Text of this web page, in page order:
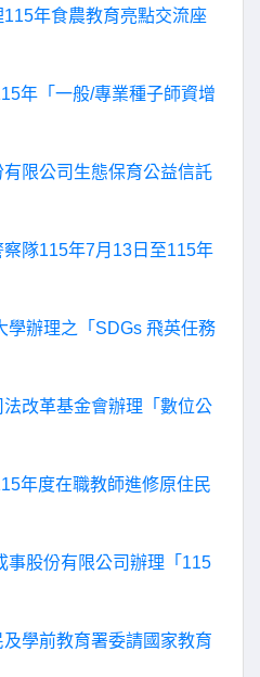
年食農教育亮點交流座
年「一般/專業種子師資增
限公司生態保育公益信託
隊115年7月13日至115年
學辦理之「SDGs 飛英任務
改革基金會辦理「數位公
年度在職教師進修原住民
事股份有限公司辦理「115
及學前教育署委請國家教育